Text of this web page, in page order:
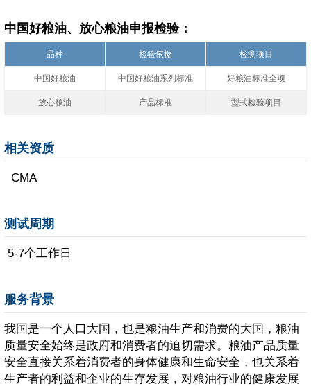
中国好粮油、放心粮油申报检验：
品种 检验依据 检测项目
中国好粮油 中国好粮油系列标准 好粮油标准全项
放心粮油 产品标准 型式检验项目
相关资质
CMA
测试周期
5-7个工作日
服务背景
我国是一个人口大国，也是粮油生产和消费的大国，粮油
质量安全始终是政府和消费者的迫切需求。粮油产品质量
安全直接关系着消费者的身体健康和生命安全，也关系着
生产者的利益和企业的生存发展，对粮油行业的健康发展